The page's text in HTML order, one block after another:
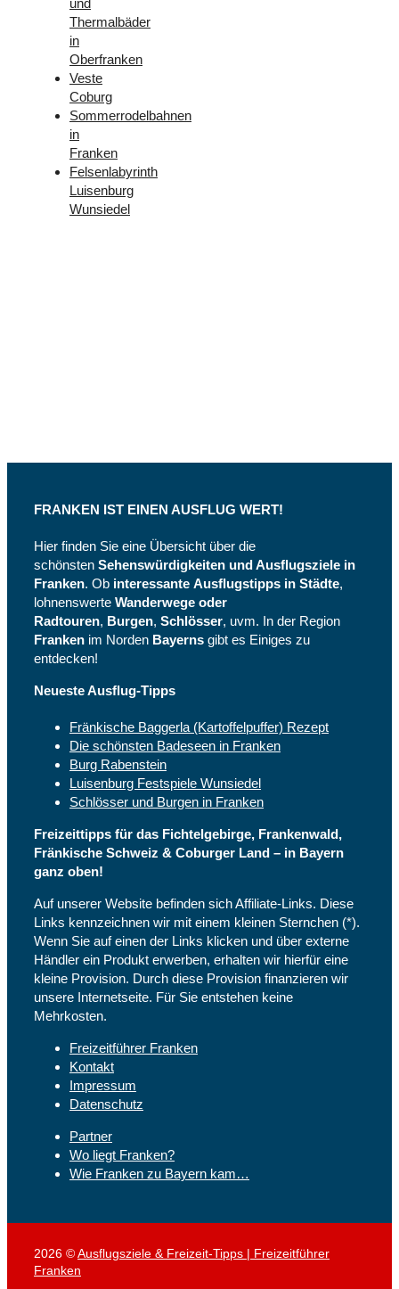
und
Thermalbäder
in
Oberfranken
Veste
Coburg
Sommerrodelbahnen
in
Franken
Felsenlabyrinth
Luisenburg
Wunsiedel
FRANKEN IST EINEN AUSFLUG WERT!
Hier finden Sie eine Übersicht über die
schönsten Sehenswürdigkeiten und Ausflugsziele in
Franken. Ob interessante Ausflugstipps in Städte,
lohnenswerte Wanderwege oder
Radtouren, Burgen, Schlösser, uvm. In der Region
Franken im Norden Bayerns gibt es Einiges zu
entdecken!
Neueste Ausflug-Tipps
Fränkische Baggerla (Kartoffelpuffer) Rezept
Die schönsten Badeseen in Franken
Burg Rabenstein
Luisenburg Festspiele Wunsiedel
Schlösser und Burgen in Franken
Freizeittipps für das Fichtelgebirge, Frankenwald,
Fränkische Schweiz & Coburger Land – in Bayern
ganz oben!
Auf unserer Website befinden sich Affiliate-Links. Diese
Links kennzeichnen wir mit einem kleinen Sternchen (*).
Wenn Sie auf einen der Links klicken und über externe
Händler ein Produkt erwerben, erhalten wir hierfür eine
kleine Provision. Durch diese Provision finanzieren wir
unsere Internetseite. Für Sie entstehen keine
Mehrkosten.
Freizeitführer Franken
Kontakt
Impressum
Datenschutz
Partner
Wo liegt Franken?
Wie Franken zu Bayern kam…
2026 ©Ausflugsziele & Freizeit-Tipps | Freizeitführer
Franken